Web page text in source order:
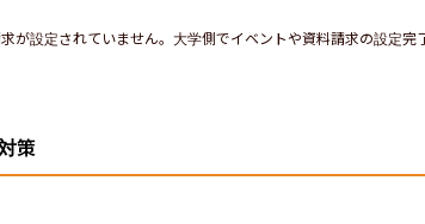
が設定されていません。大学側でイベントや資料請求の設定完
策